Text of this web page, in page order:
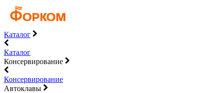
Каталог
Каталог
Консервирование
Консервирование
Автоклавы